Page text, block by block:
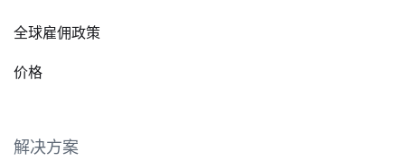
全球雇佣政策
价格
解决方案